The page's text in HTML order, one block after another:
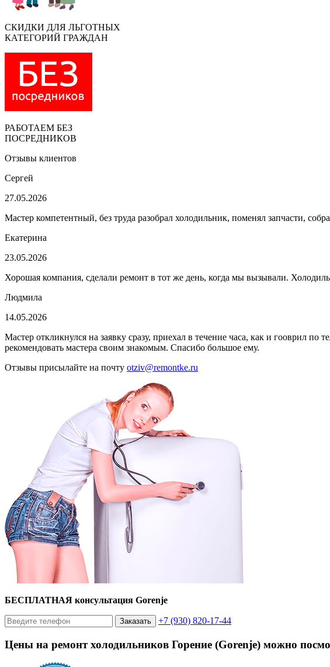
СКИДКИ ДЛЯ ЛЬГОТНЫХ
КАТЕГОРИЙ ГРАЖДАН
РАБОТАЕМ БЕЗ
ПОСРЕДНИКОВ
Отзывы клиентов
Сергей
27.05.2026
Мастер компетентный, без труда разобрал холодильник, поменял запчасти,
Екатерина
23.05.2026
Хорошая компания, сделали ремонт в тот же день, когда мы вызывали.
Людмила
14.05.2026
Мастер откликнулся на заявку сразу, приехал в течение часа, как и гооврил
рекомендовать мастера своим знакомым. Спасибо большое ему.
Отзывы присылайте на почту otziv@remontke.ru
БЕСПЛАТНАЯ консультация Gorenje
Заказать +7 (930) 820-17-44
Цены на ремонт холодильников Горение (Gorenje) можно